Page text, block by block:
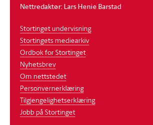
Nettredaktør: Lars Henie Barstad
Stortinget undervisning
Stortingets mediearkiv
Ordbok for Stortinget
Nyhetsbrev
Om nettstedet
Personvernerklæring
Tilgjengelighetserklæring
Jobb på Stortinget